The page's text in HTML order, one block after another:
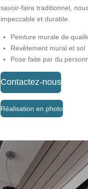
savoir-faire traditionnel,
impeccable et durable.
Peinture murale de
Revêtement mural et sol
Pose faite par du
Contactez-nous
Réalisation en photo